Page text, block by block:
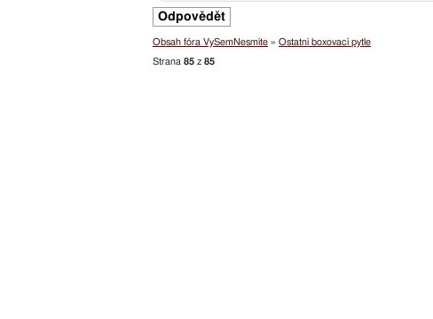
Odpovědět
Obsah fóra VySemNesmíte » Ostatní boxovací pytle
Strana 85 z 85